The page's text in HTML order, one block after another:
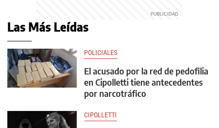
Las Más Leídas
POLICIALES
El acusado por la red de pedofilia
en Cipolletti tiene antecedentes
por narcotráfico
CIPOLLETTI